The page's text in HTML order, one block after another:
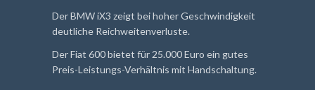
Der BMW iX3 zeigt bei hoher Geschwindigkeit
deutliche Reichweitenverluste.
Der Fiat 600 bietet für 25.000 Euro ein gutes
Preis-Leistungs-Verhältnis mit Handschaltung.